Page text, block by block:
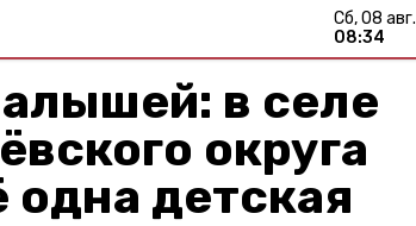
сб, 08 авг.
08:34
в селе
округа
детская